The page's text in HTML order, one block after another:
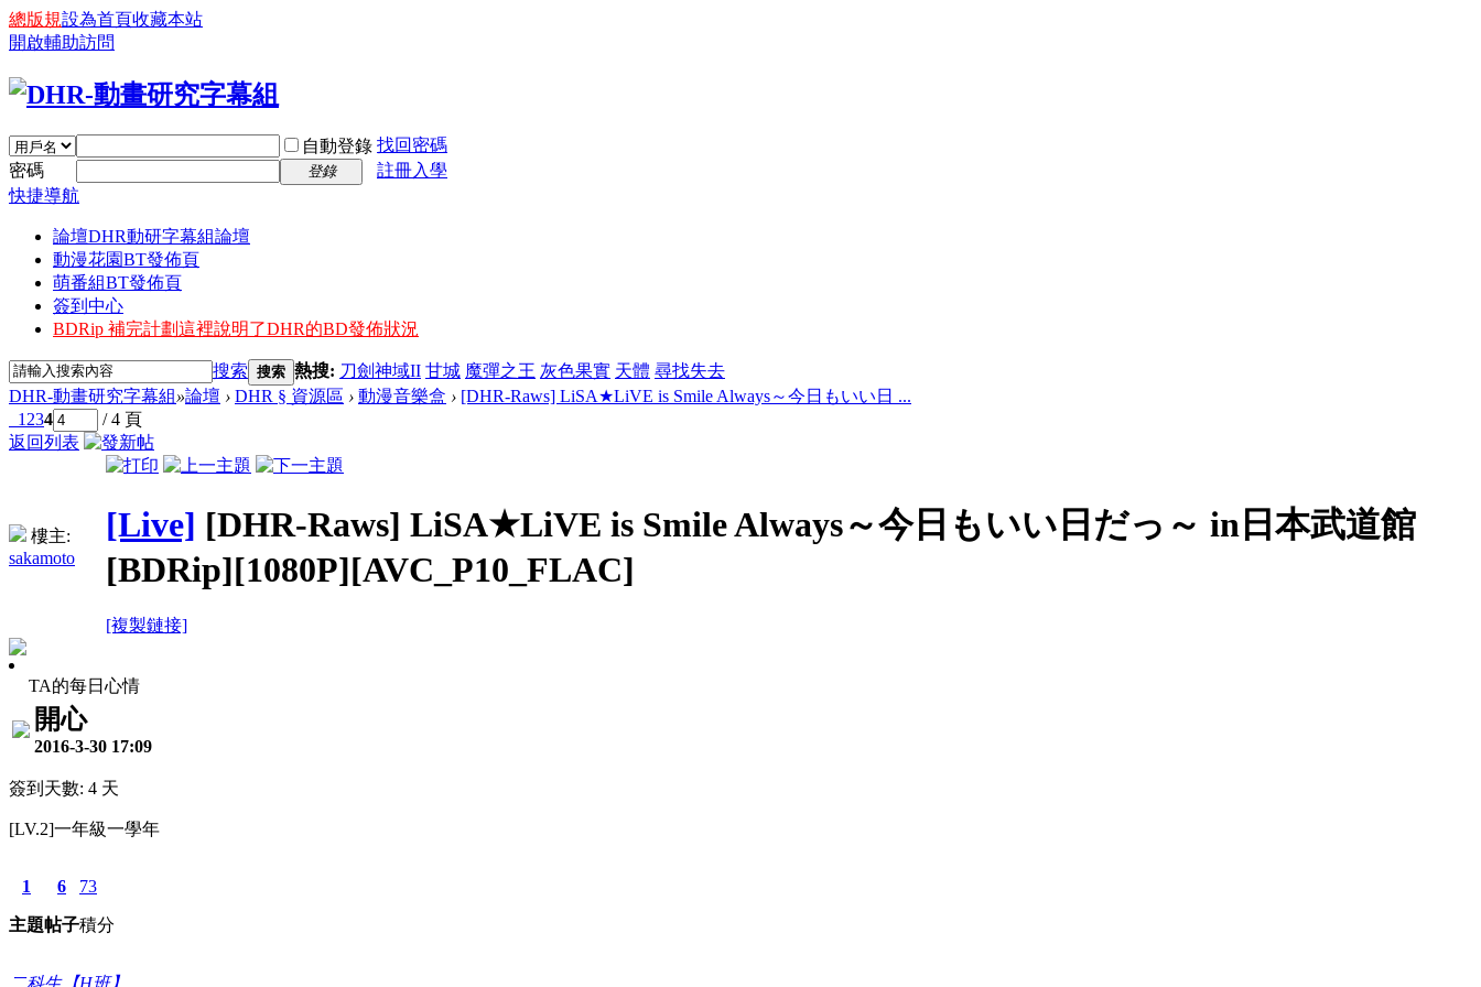
總版規設為首頁收藏本站
開啟輔助訪問
自動登錄 找回密碼
密碼
登錄
註冊入學
快捷導航
論壇DHR動研字幕組論壇
動漫花園BT發佈頁
萌番組BT發佈頁
簽到中心
BDRip 補完計劃這裡說明了DHR的BD發佈狀況
搜索 搜索 熱搜: 刀劍神域II 甘城 魔彈之王 灰色果實 天體 尋找失去
DHR-動畫研究字幕組»論壇 › DHR § 資源區 › 動漫音樂盒 › [DHR-Raws] LiSA★LiVE is Smile Always～今日もいい日 ...
1 234
/ 4 頁
返回列表
樓主:
sakamoto
[Live] [DHR-Raws] LiSA★LiVE is Smile Always～今日もいい日だっ～ in日本武道館
[BDRip][1080P][AVC_P10_FLAC]
[複製鏈接]
TA的每日心情
開心
2016-3-30 17:09
簽到天數: 4 天
[LV.2]一年級一學年
1
主題
6
帖子
73
積分
二科生【H班】